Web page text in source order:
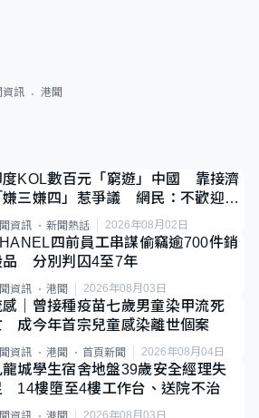
資訊 港聞
度KOL數百元「窮遊」中國 靠接濟
嫌三嫌四」惹爭議 網民：不歡迎劣
旅客
資訊 新聞熱話 2026年08月02日
四前員工串謀偷竊逾700件銷
品 分別判囚4至7年
資訊 港聞 2026年08月03日
感｜曾接種疫苗七歲男童染甲流死
成今年首宗兒童感染離世個案
資訊 港聞 首頁新聞 2026年08月04日
龍城學生宿舍地盤39歲安全經理失
14樓墮至4樓工作台、送院不治